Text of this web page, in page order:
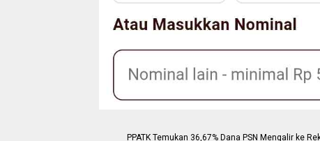
PPATK Temukan 36,67% Dana PSN Mengalir ke